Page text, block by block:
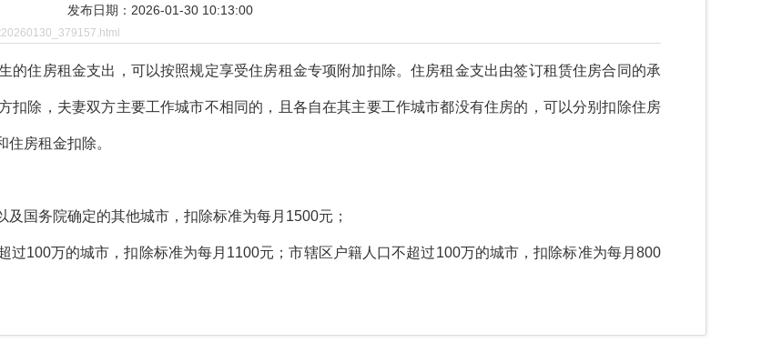
发布日期：2026-01-30 10:13:00
住房租金支出，可以按照规定享受住房租金专项附加扣除。住房租金支出由签订租赁住房合同的承
扣除，夫妻双方主要工作城市不相同的，且各自在其主要工作城市都没有住房的，可以分别扣除住房
房租金扣除。
务院确定的其他城市，扣除标准为每月1500元；
100万的城市，扣除标准为每月1100元；市辖区户籍人口不超过100万的城市，扣除标准为每月800